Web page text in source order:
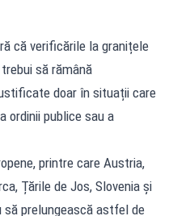
că verificările la granițele
să rămână
doar în situații care
ordinii publice sau a
printre care Austria,
Țările de Jos, Slovenia și
să prelungească astfel de